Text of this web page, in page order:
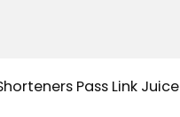
Pass Link Juice